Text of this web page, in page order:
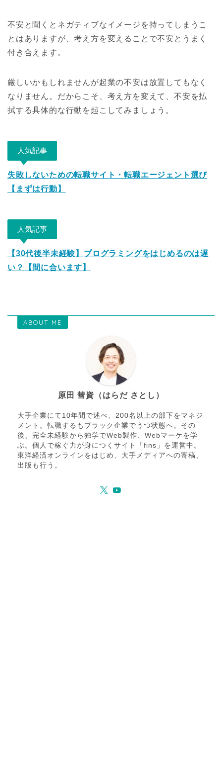
不安と聞くとネガティブなイメージを持ってしまうこ
とはありますが、考え方を変えることで不安とうまく
付き合えます。
厳しいかもしれませんが起業の不安は放置してもなく
なりません。だからこそ、考え方を変えて、不安を払
拭する具体的な行動を起こしてみましょう。
人気記事
失敗しないための転職サイト・転職エージェント選び
【まずは行動】
人気記事
【30代後半未経験】プログラミングをはじめるのは遅
い？【間に合います】
ABOUT ME
原田 彗資（はらだ さとし）
大手企業にて10年間で述べ、200名以上の部下をマネジ
メント。転職するもブラック企業でうつ状態へ。その
後、完全未経験から独学でWeb製作、Webマーケを学
ぶ。個人で稼ぐ力が身につくサイト「fins」を運営中。
東洋経済オンラインをはじめ、大手メディアへの寄稿、
出版も行う。